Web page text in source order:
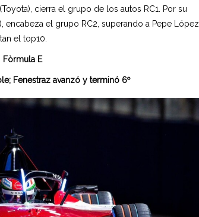
cierra el grupo de los autos RC1. Por su
encabeza el grupo RC2, superando a Pepe López
el top10.
Fòrmula E
Fenestraz avanzó y terminó 6º